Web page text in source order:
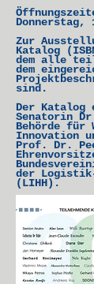
Donnerstag,
Zur
Katalog
dem alle
dem
sind.
Der Katalog
Senatorin
Behörde für
Innovation
Prof. Dr.
der
(LIHH).